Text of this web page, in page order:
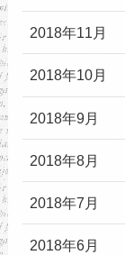
2018年11月
2018年10月
2018年9月
2018年8月
2018年7月
2018年6月